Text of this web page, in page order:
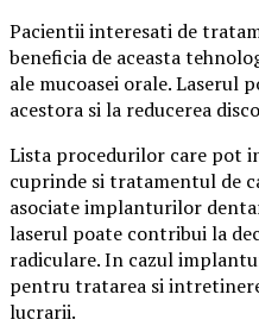
Pacientii interesati de
beneficia de aceasta
ale mucoasei orale. Laserul
acestora si la reducerea
Lista procedurilor care pot
cuprinde si tratamentul de
asociate implanturilor
laserul poate contribui la
radiculare. In cazul
pentru tratarea si
lucrarii.